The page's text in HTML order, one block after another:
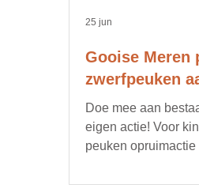
Gooise Meren
zwerfpeuken
Doe mee aan
eigen actie! Voor
peuken opruimactie
25 jun